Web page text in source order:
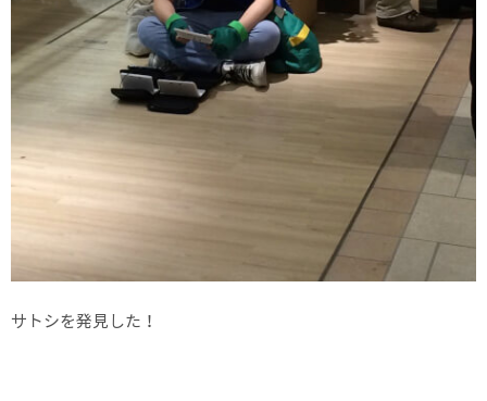
サトシを発見した！